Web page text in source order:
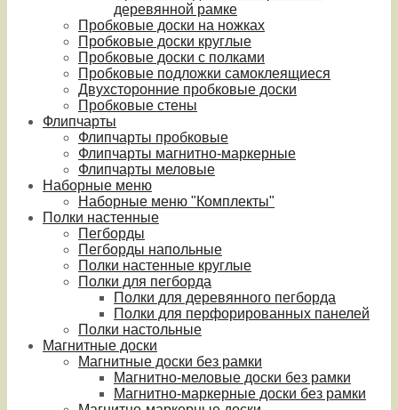
деревянной рамке
Пробковые доски на ножках
Пробковые доски круглые
Пробковые доски с полками
Пробковые подложки самоклеящиеся
Двухсторонние пробковые доски
Пробковые стены
Флипчарты
Флипчарты пробковые
Флипчарты магнитно-маркерные
Флипчарты меловые
Наборные меню
Наборные меню "Комплекты"
Полки настенные
Пегборды
Пегборды напольные
Полки настенные круглые
Полки для пегборда
Полки для деревянного пегборда
Полки для перфорированных панелей
Полки настольные
Магнитные доски
Магнитные доски без рамки
Магнитно-меловые доски без рамки
Магнитно-маркерные доски без рамки